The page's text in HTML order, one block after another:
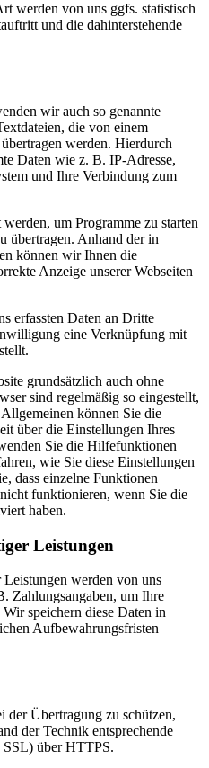
werden von uns ggfs. statistisch
und die dahinterstehende
wir auch so genannte
die von einem
werden. Hierdurch
Daten wie z. B. IP-Adresse,
und Ihre Verbindung zum
um Programme zu starten
übertragen. Anhand der in
können wir Ihnen die
Anzeige unserer Webseiten
erfassten Daten an Dritte
eine Verknüpfung mit
grundsätzlich auch ohne
sind regelmäßig so eingestellt,
können Sie die
über die Einstellungen Ihres
Sie die Hilfefunktionen
wie Sie diese Einstellungen
dass einzelne Funktionen
funktionieren, wenn Sie die
haben.
Leistungen
werden von uns
Zahlungsangaben, um Ihre
speichern diese Daten in
Aufbewahrungsfristen
der Übertragung zu schützen,
der Technik entsprechende
SSL) über HTTPS.